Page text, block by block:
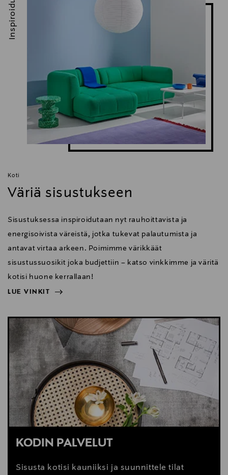
Koti
Väriä sisustukseen
Sisustuksessa inspiroidutaan nyt rauhoittavista ja
energisoivista väreistä, jotka tukevat palautumista ja
antavat virtaa arkeen. Poimimme värikkäät
sisustussuosikit joka budjettiin – katso vinkkimme ja väritä
kotisi huone kerrallaan!
LUE VINKIT
Inspiroidu
LUE VINKIT
KODIN PALVELUT
Sisusta kotisi kauniiksi ja suunnittele tilat